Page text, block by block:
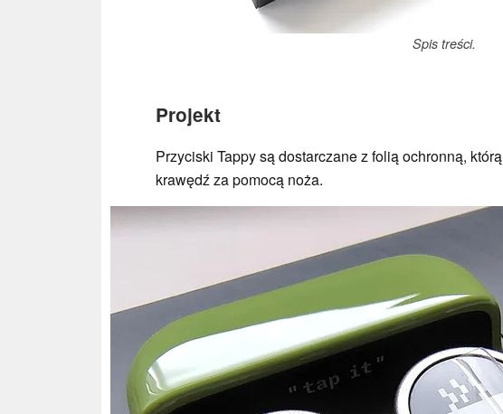
Spis treści.
Projekt
Przyciski Tappy są dostarczane z folią ochronną,
krawędź za pomocą noża.